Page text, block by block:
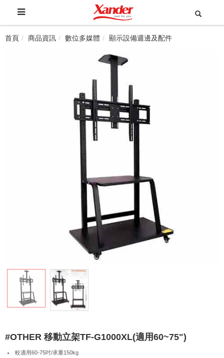
首頁 商品資訊 數位多媒體 顯示設備週邊及配件
#OTHER 移動立架TF-G1000XL(適用60~75")
較適用60-75吋/承重150kg